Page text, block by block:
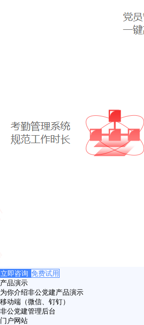
立即咨询 免费试用
产品演示
为你介绍非公党建产品演示
移动端（微信、钉钉）
非公党建管理后台
门户网站